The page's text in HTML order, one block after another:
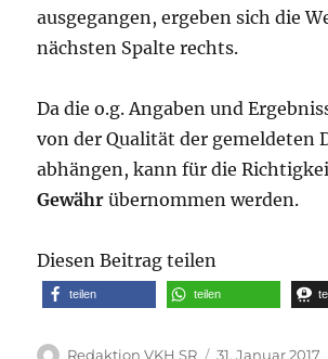
ausgegangen, ergeben sich die
nächsten Spalte rechts.
Da die o.g. Angaben und
von der Qualität der gemeldeten
abhängen, kann für die
Gewähr übernommen werden.
Diesen Beitrag teilen
teilen teilen
Autor
Redaktion VKH SR
Veröffentlicht
31. Januar 2017